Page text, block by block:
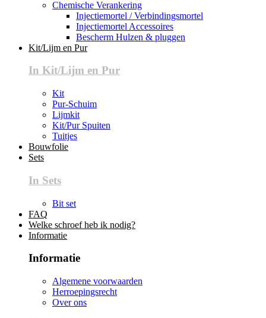
Chemische Verankering
Injectiemortel / Verbindingsmortel
Injectiemortel Accessoires
Bescherm Hulzen & pluggen
Kit/Lijm en Pur
In Kit/Lijm en Pur
Kit
Pur-Schuim
Lijmkit
Kit/Pur Spuiten
Tuitjes
Bouwfolie
Sets
In Sets
Bit set
FAQ
Welke schroef heb ik nodig?
Informatie
Informatie
Algemene voorwaarden
Herroepingsrecht
Over ons